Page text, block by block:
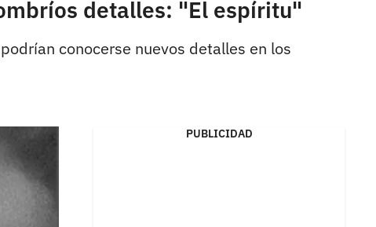
detalles: "El espíritu"
conocerse nuevos detalles en los
PUBLICIDAD